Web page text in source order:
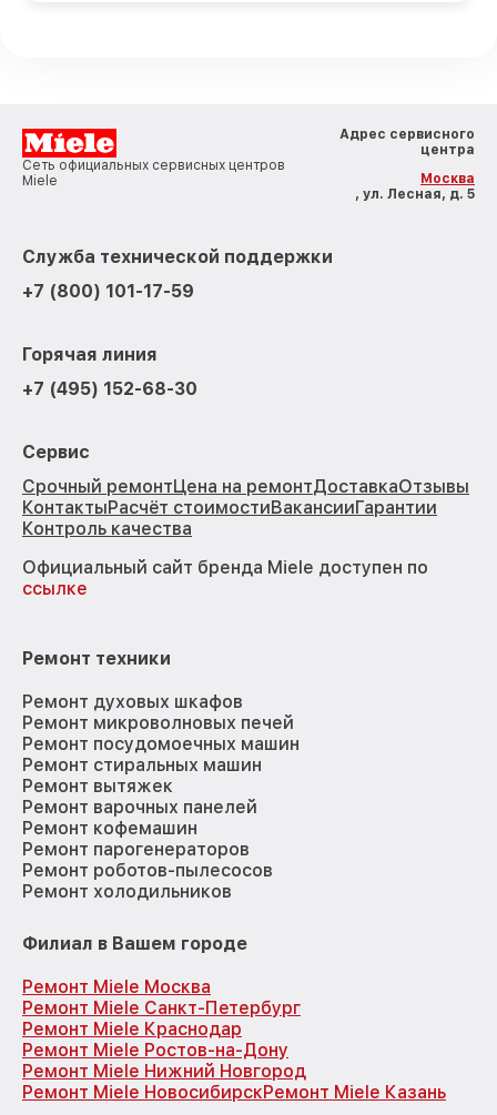
Сеть официальных сервисных центров
Miele
Адрес сервисного
центра
Москва
, ул. Лесная, д. 5
Служба технической поддержки
+7 (800) 101-17-59
Горячая линия
+7 (495) 152-68-30
Сервис
Срочный ремонтЦена на ремонтДоставкаОтзывы
КонтактыРасчёт стоимостиВакансииГарантии
Контроль качества
Официальный сайт бренда Miele доступен по
ссылке
Ремонт техники
Ремонт духовых шкафов
Ремонт микроволновых печей
Ремонт посудомоечных машин
Ремонт стиральных машин
Ремонт вытяжек
Ремонт варочных панелей
Ремонт кофемашин
Ремонт парогенераторов
Ремонт роботов-пылесосов
Ремонт холодильников
Филиал в Вашем городе
Ремонт Miele Москва
Ремонт Miele Санкт-Петербург
Ремонт Miele Краснодар
Ремонт Miele Ростов-на-Дону
Ремонт Miele Нижний Новгород
Ремонт Miele НовосибирскРемонт Miele Казань